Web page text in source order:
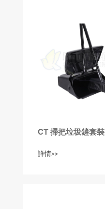
CT 掃把垃圾鏟套裝
詳情>>